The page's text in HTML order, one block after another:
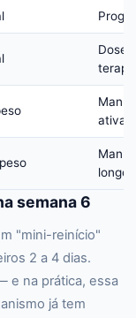
Dose
ativa
longo
semana 6
"mini-reinício"
2 a 4 dias.
e na prática, essa
já tem